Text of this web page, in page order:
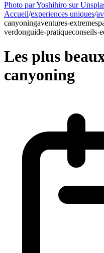
Photo par Yoshihiro sur
Accueil/experiences uniques/
canyoningaventures-extremes
verdonguide-pratiqueconseils-
Les plus
canyoning